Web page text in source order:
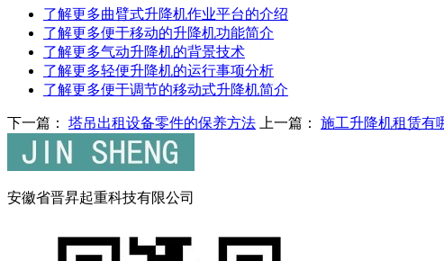
了解更多曲臂式升降机作业平台的介绍
了解更多便于移动的升降机功能简介
了解更多气动升降机的背景技术
了解更多轻便升降机的运行事项分析
了解更多便于调节的移动式升降机简介
下一篇： 塔吊出租设备零件的保养方法 上一篇： 施工升降机租赁有
安徽省晋昇起重科技有限公司